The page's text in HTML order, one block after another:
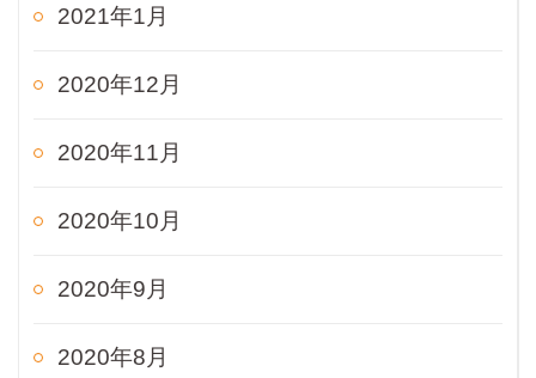
2021年1月
2020年12月
2020年11月
2020年10月
2020年9月
2020年8月